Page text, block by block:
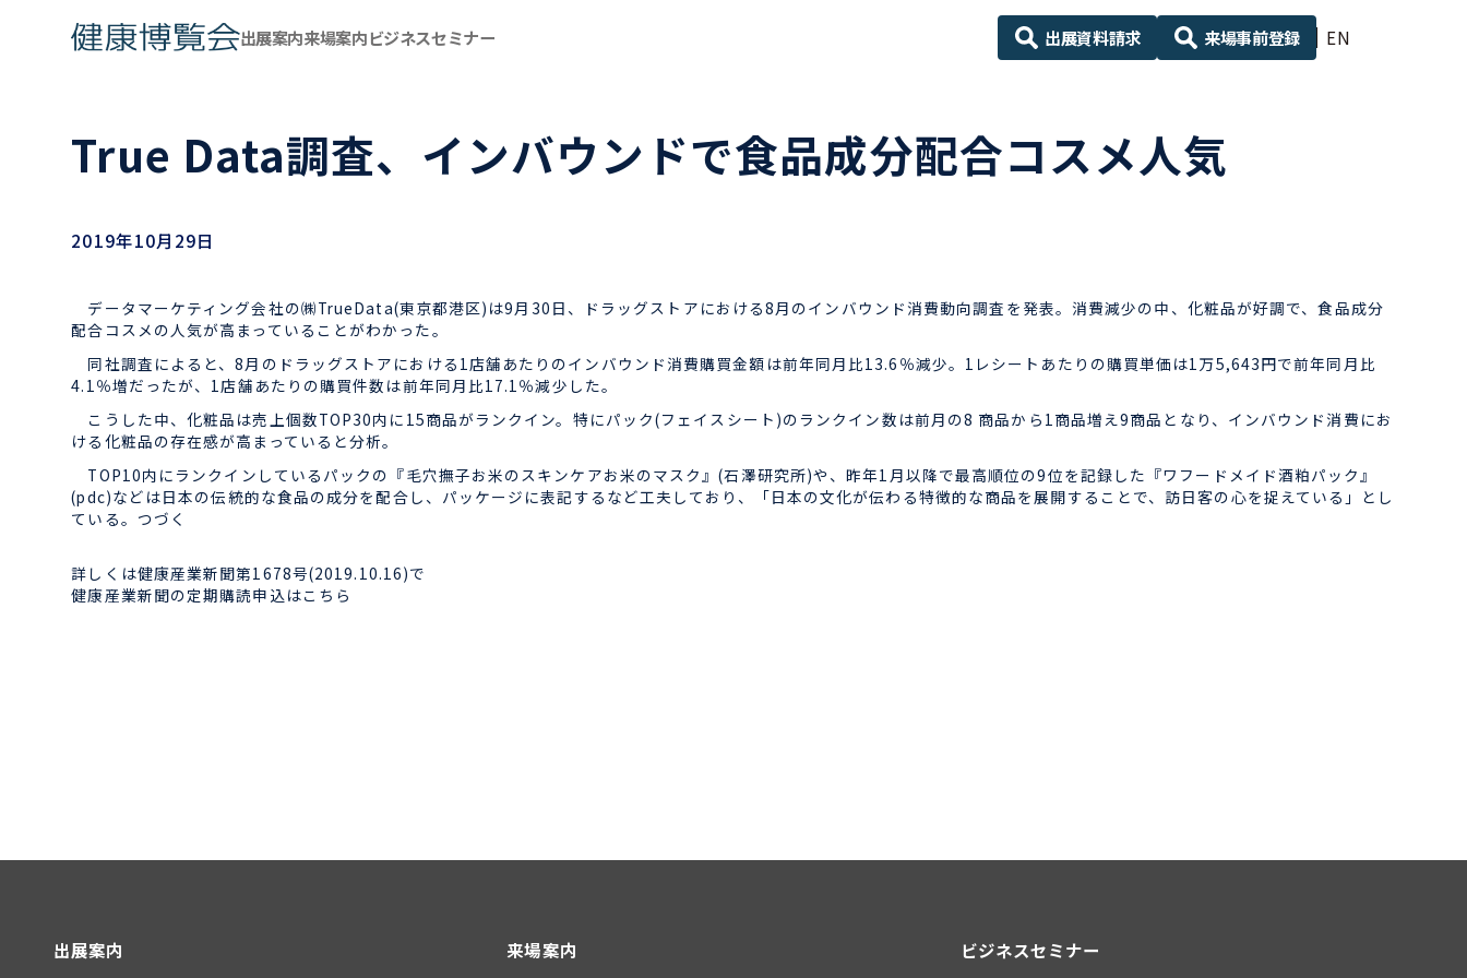
EN
出展案内来場案内ビジネスセミナー 出展資料請求 来場事前登録
True Data調査、インバウンドで食品成分配合コスメ人気
2019年10月29日
データマーケティング会社の㈱TrueData(東京都港区)は9月30日、ドラッグストアにおける8月のインバウンド消費動向調査を発表。消費減少の中、化粧品が好調で、食品成分
配合コスメの人気が高まっていることがわかった。
同社調査によると、8月のドラッグストアにおける1店舗あたりのインバウンド消費購買金額は前年同月比13.6％減少。1レシートあたりの購買単価は1万5,643円で前年同月比
4.1％増だったが、1店舗あたりの購買件数は前年同月比17.1％減少した。
こうした中、化粧品は売上個数TOP30内に15商品がランクイン。特にパック(フェイスシート)のランクイン数は前月の8 商品から1商品増え9商品となり、インバウンド消費にお
ける化粧品の存在感が高まっていると分析。
TOP10内にランクインしているパックの『毛穴撫子お米のスキンケアお米のマスク』(石澤研究所)や、昨年1月以降で最高順位の9位を記録した『ワフードメイド酒粕パック』
(pdc)などは日本の伝統的な食品の成分を配合し、パッケージに表記するなど工夫しており、「日本の文化が伝わる特徴的な商品を展開することで、訪日客の心を捉えている」とし
ている。つづく
詳しくは健康産業新聞第1678号(2019.10.16)で
健康産業新聞の定期購読申込はこちら
出展案内 来場案内 ビジネスセミナー